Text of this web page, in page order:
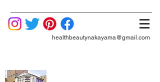
healthbeautynakayama@gmail.com